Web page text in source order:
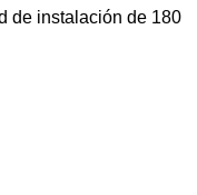
de instalación de 180